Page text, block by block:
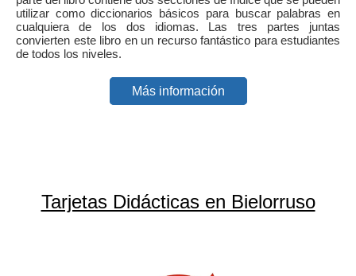
utilizar como diccionarios básicos para buscar palabras en
cualquiera de los dos idiomas. Las tres partes juntas
convierten este libro en un recurso fantástico para estudiantes
de todos los niveles.
Más información
Tarjetas Didácticas en Bielorruso